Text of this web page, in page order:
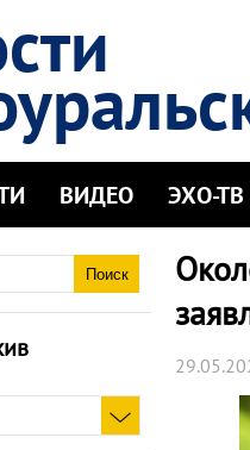
ВИДЕО ЭХО-ТВ